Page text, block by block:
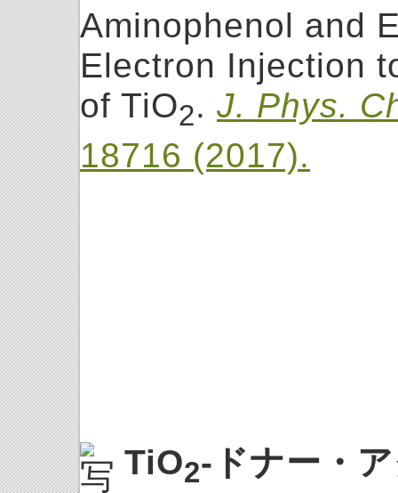
Aminophenol and
Electron Injection
of TiO2. J. Phys.
18716 (2017).
TiO2-ドナー・